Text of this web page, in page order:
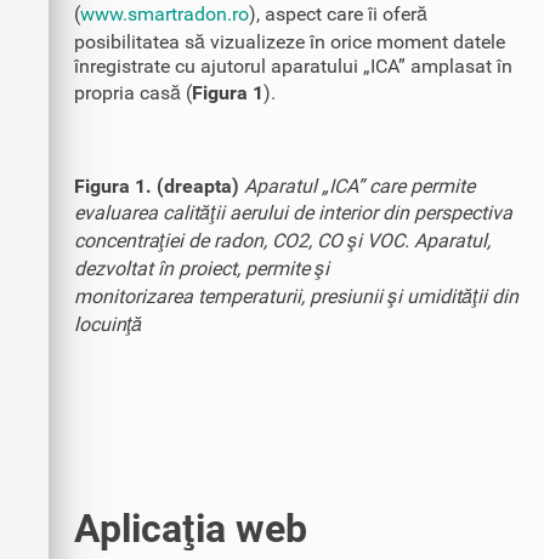
(www.smartradon.ro), aspect care îi oferă
posibilitatea să vizualizeze în orice moment datele
înregistrate cu ajutorul aparatului „ICA” amplasat în
propria casă (Figura 1).
Figura 1. (dreapta) Aparatul „ICA” care permite
evaluarea calităţii aerului de interior din perspectiva
concentraţiei de radon, CO2, CO şi VOC. Aparatul,
dezvoltat în proiect, permite şi
monitorizarea temperaturii, presiunii şi umidităţii din
locuinţă
Aplicaţia web